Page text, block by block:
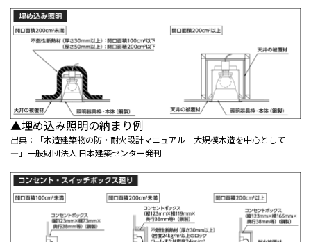
▲埋め込み照明の納まり例
出典：「木造建築物の防・耐火設計マニュアル―大規模木造を中心として
―」一般財団法人 日本建築センター発刊